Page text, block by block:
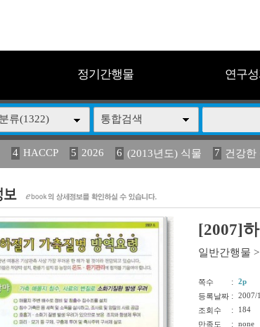
정기간행물 연구
류(1322) 통합검색
4 HACCP 5 2026 6 (2013년도) 식물 7 건강한
媛 異 14 (2013년도) 식 15 구제역 16 관리 17
[2007]
일반간행물 >
쪽수 :
2p
등록날짜 :
2007/
조회수
:
184
만족도
: none